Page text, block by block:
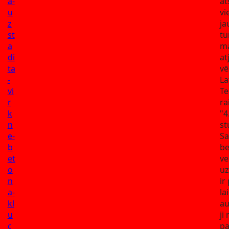
u
z
st
a
di
ta
-
vi
r
k
n
e-
b
et
o
n
a-
kl
u
c
ir
lai
ji